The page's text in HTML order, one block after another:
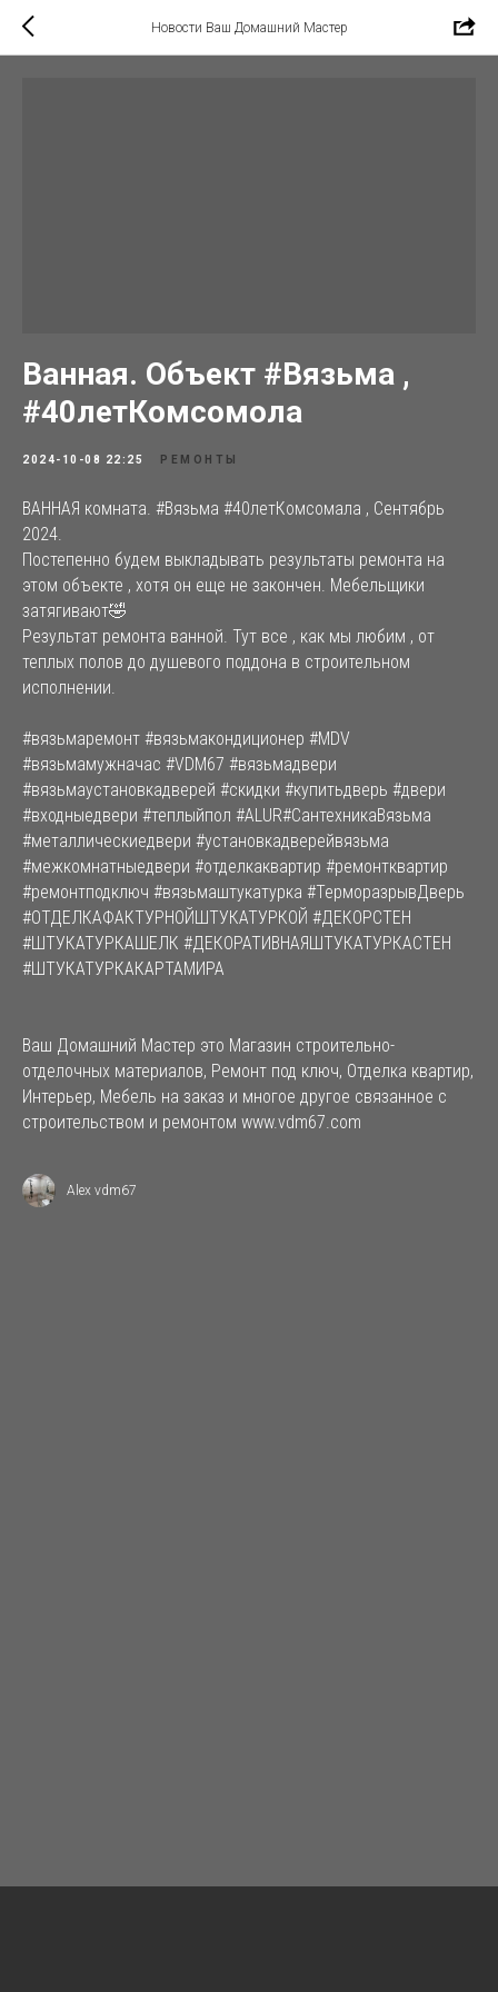
Новости Ваш Домашний Мастер
Ванная. Объект #Вязьма ,
#40летКомсомола
2024-10-08 22:25 РЕМОНТЫ
ВАННАЯ комната. #Вязьма #40летКомсомала , Сентябрь
2024.
Постепенно будем выкладывать результаты ремонта на
этом объекте , хотя он еще не закончен. Мебельщики
затягивают🤣
Результат ремонта ванной. Тут все , как мы любим , от
теплых полов до душевого поддона в строительном
исполнении.
#вязьмаремонт #вязьмакондиционер #MDV
#вязьмамужначас #VDM67 #вязьмадвери
#вязьмаустановкадверей #скидки #купитьдверь #двери
#входныедвери #теплыйпол #ALUR#СантехникаВязьма
#металлическиедвери #установкадверейвязьма
#межкомнатныедвери #отделкаквартир #ремонтквартир
#ремонтподключ #вязьмаштукатурка #ТерморазрывДверь
#ОТДЕЛКАФАКТУРНОЙШТУКАТУРКОЙ #ДЕКОРСТЕН
#ШТУКАТУРКАШЕЛК #ДЕКОРАТИВНАЯШТУКАТУРКАСТЕН
#ШТУКАТУРКАКАРТАМИРА
Ваш Домашний Мастер это Магазин строительно-
отделочных материалов, Ремонт под ключ, Отделка квартир,
Интерьер, Мебель на заказ и многое другое связанное с
строительством и ремонтом www.vdm67.com
Alex vdm67